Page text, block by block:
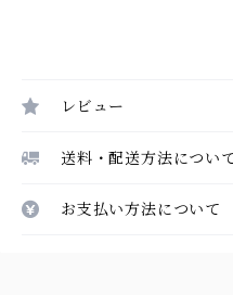
レビュー
送料・配送方法につい
お支払い方法について